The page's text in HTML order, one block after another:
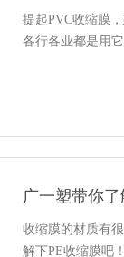
提起PVC收缩膜
各行各业都是用
广一塑带你
收缩膜的材质有
解下PE收缩膜吧